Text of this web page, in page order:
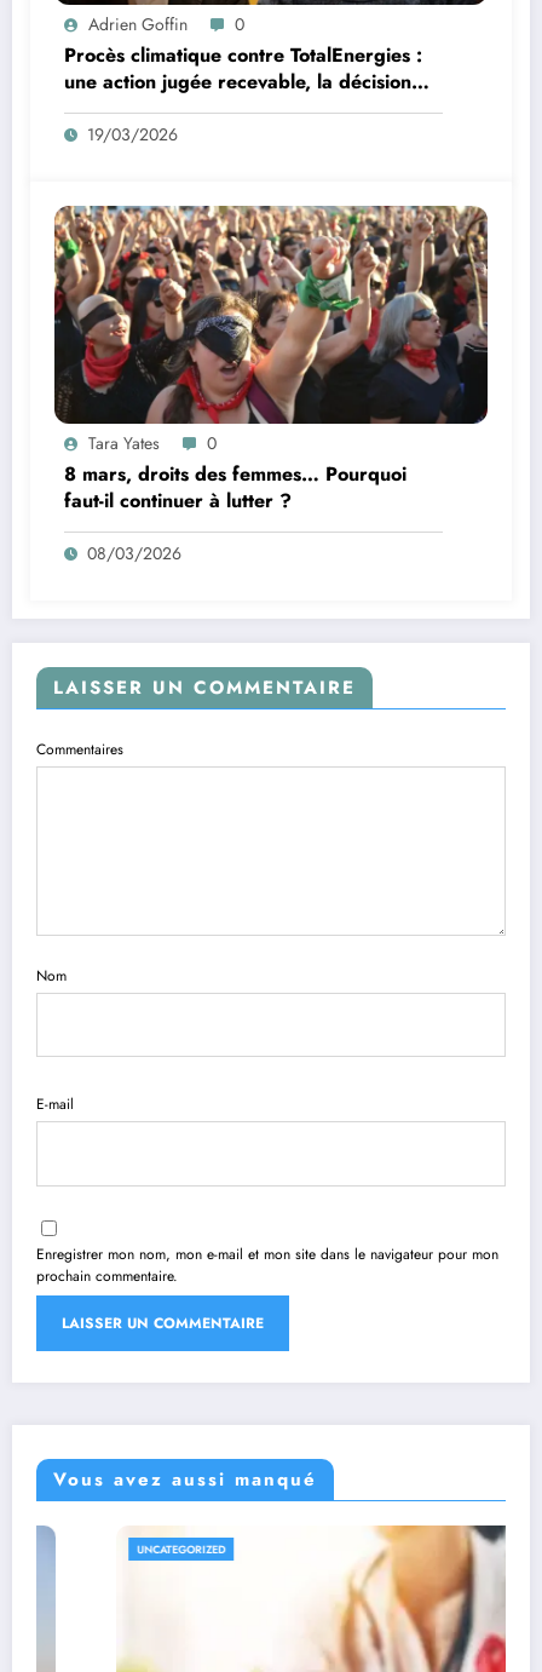
Adrien Goffin 0
Procès climatique contre TotalEnergies :
une action jugée recevable, la décision
sur le fond suspendue
19/03/2026
Tara Yates 0
8 mars, droits des femmes… Pourquoi
faut-il continuer à lutter ?
08/03/2026
LAISSER UN COMMENTAIRE
Commentaires
Nom
E-mail
Enregistrer mon nom, mon e-mail et mon site dans le navigateur pour mon
prochain commentaire.
Vous avez aussi manqué
UNCATEGORIZED